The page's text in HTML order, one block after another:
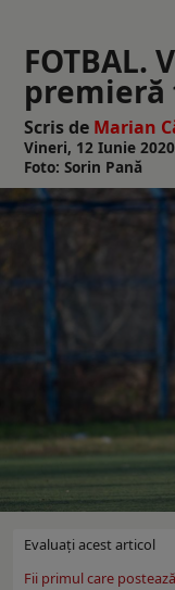
FOTBAL.
premieră
Scris de Marian
Vineri, 12 Iunie
Foto: Sorin Pană
Evaluaţi acest articol
Fii primul care